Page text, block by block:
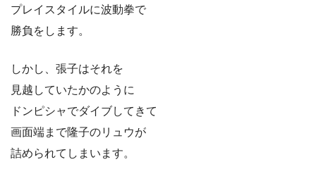
プレイスタイルに波動拳で
勝負をします。
しかし、張子はそれを
見越していたかのように
ドンピシャでダイブしてきて
画面端まで隆子のリュウが
詰められてしまいます。